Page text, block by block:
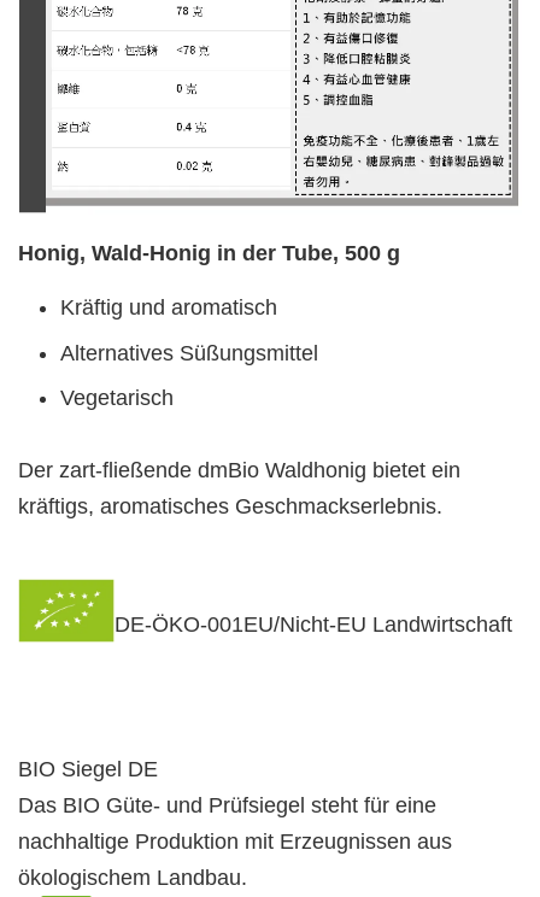
Honig, Wald-Honig in der Tube, 500 g
Kräftig und aromatisch
Alternatives Süßungsmittel
Vegetarisch
Der zart-fließende dmBio Waldhonig bietet ein
kräftigs, aromatisches Geschmackserlebnis.
DE-ÖKO-001EU/Nicht-EU Landwirtschaft
BIO Siegel DE
Das BIO Güte- und Prüfsiegel steht für eine
nachhaltige Produktion mit Erzeugnissen aus
ökologischem Landbau.